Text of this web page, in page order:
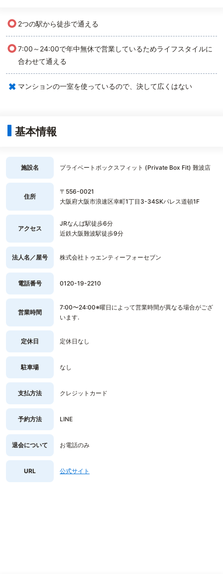
○ 2つの駅から徒歩で通える
○7:00～24:00で年中無休で営業しているためライフスタイルに
合わせて通える
× マンションの一室を使っているので、決して広くはない
基本情報
施設名 プライベートボックスフィット (Private Box Fit) 難波店
住所
〒556-0021
大阪府大阪市浪速区幸町1丁目3-34SKパレス道頓1F
アクセス
JRなんば駅徒歩6分
近鉄大阪難波駅徒歩9分
法人名／屋号 株式会社トゥエンティーフォーセブン
電話番号 0120-19-2210
営業時間
7:00〜24:00※曜日によって営業時間が異なる場合がござ
います.
定休日 定休日なし
駐車場 なし
支払方法 クレジットカード
予約方法 LINE
退会について お電話のみ
URL 公式サイト